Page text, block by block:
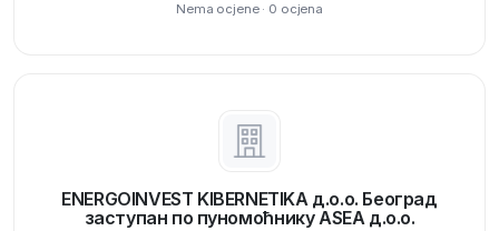
Nema ocjene · 0 ocjena
ENERGOINVEST KIBERNETIKA д.o.o. Београд
заступан по пуномоћнику ASEA д.o.o.